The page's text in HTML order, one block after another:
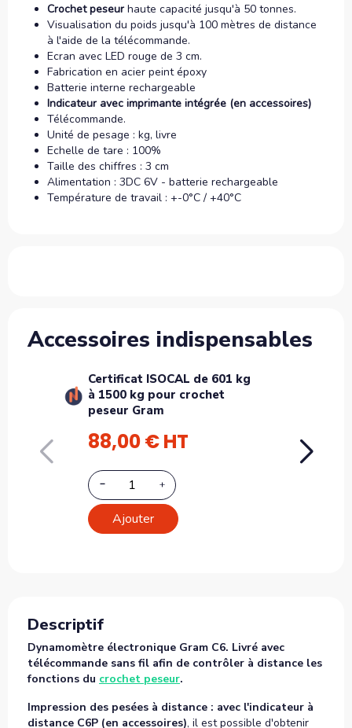
Crochet peseurhaute capacité jusqu'à 50 tonnes.
Visualisation du poids jusqu'à 100 mètres de distance
à l'aide de la télécommande.
Ecran avec LED rouge de 3 cm.
Fabrication en acier peint époxy
Batterie interne rechargeable
Indicateur avec imprimante intégrée (en accessoires)
Télécommande.
Unité de pesage : kg, livre
Echelle de tare : 100%
Taille des chiffres : 3 cm
Alimentation : 3DC 6V - batterie rechargeable
Température de travail : +-0°C / +40°C
Accessoires indispensables
Certificat ISOCAL de 601 kg
à 1500 kg pour crochet
peseur Gram
88,00 € HT
Ajouter
Descriptif
Dynamomètre électronique Gram C6. Livré avec
télécommande sans fil afin de contrôler à distance les
fonctions du crochet peseur.
Impression des pesées à distance : avec l'indicateur à
distance C6P (en accessoires), il est possible d'obtenir